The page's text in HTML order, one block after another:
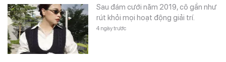
Sau đám cưới năm 2019, cô gần như
rút khỏi mọi hoạt động giải trí.
4 ngày trước